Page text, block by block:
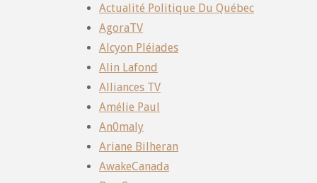
Actualité Politique Du Québec
AgoraTV
Alcyon Pléiades
Alin Lafond
Alliances TV
Amélie Paul
An0maly
Ariane Bilheran
AwakeCanada